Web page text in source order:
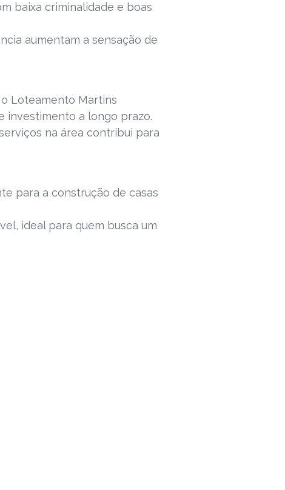
baixa criminalidade e boas
aumentam a sensação de
Loteamento Martins
investimento a longo prazo.
na área contribui para
para a construção de casas
ideal para quem busca um